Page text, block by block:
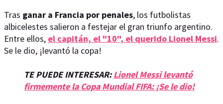
Tras ganar a Francia por penales, los futbolistas
albicelestes salieron a festejar el gran triunfo argentino.
Entre ellos, el capitán, el "10", el querido Lionel Messi.
Se le dio, ¡levantó la copa!
TE PUEDE INTERESAR:Lionel Messi levantó
firmemente la Copa Mundial FIFA: ¡Se le dio!